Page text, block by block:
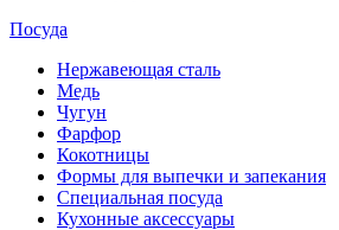
Посуда
Нержавеющая сталь
Медь
Чугун
Фарфор
Кокотницы
Формы для выпечки и запекания
Специальная посуда
Кухонные аксессуары